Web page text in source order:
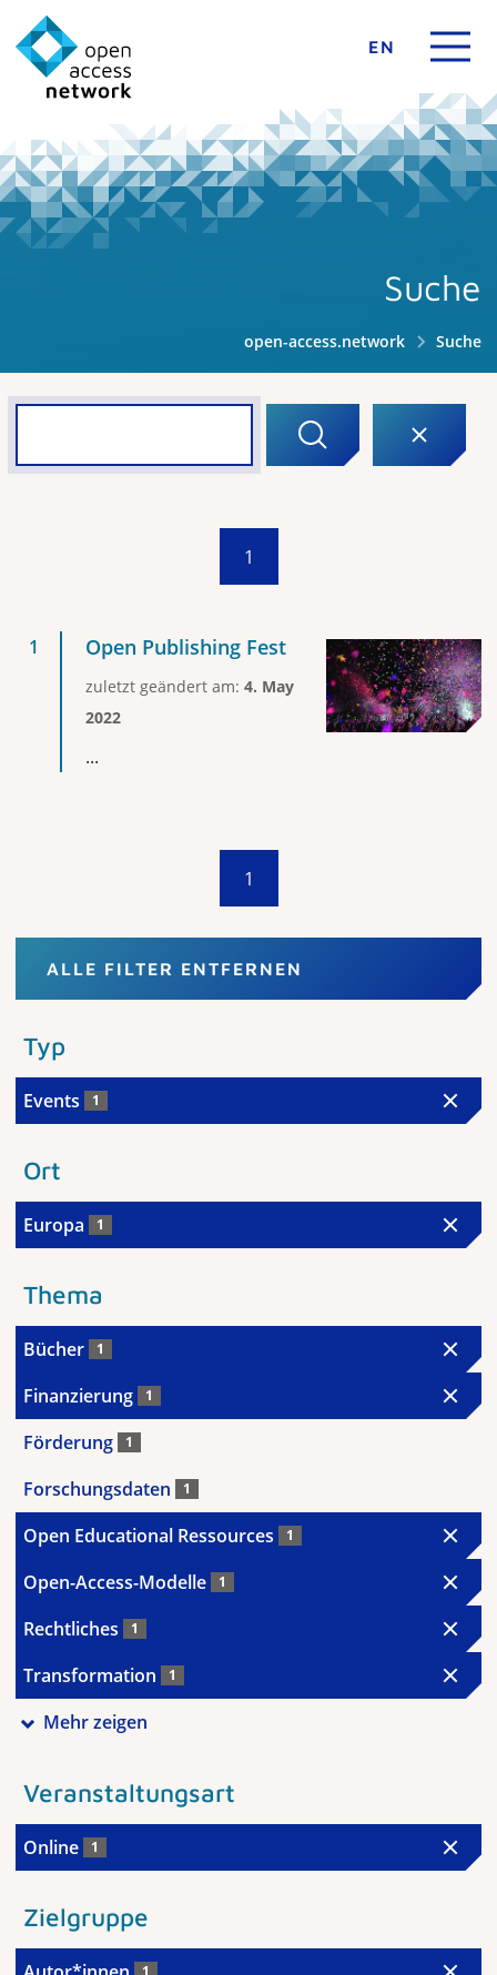
EN
Suche
open-access.network Suche
1
Open Publishing Fest
zuletzt geändert am: 4. May
2022
...
1
ALLE FILTER ENTFERNEN
Typ
Events 1
Ort
Europa 1
Thema
Bücher 1
Finanzierung 1
Förderung 1
Forschungsdaten 1
Open Educational Ressources 1
Open-Access-Modelle 1
Rechtliches 1
Transformation 1
Mehr zeigen
Veranstaltungsart
Online 1
Zielgruppe
1